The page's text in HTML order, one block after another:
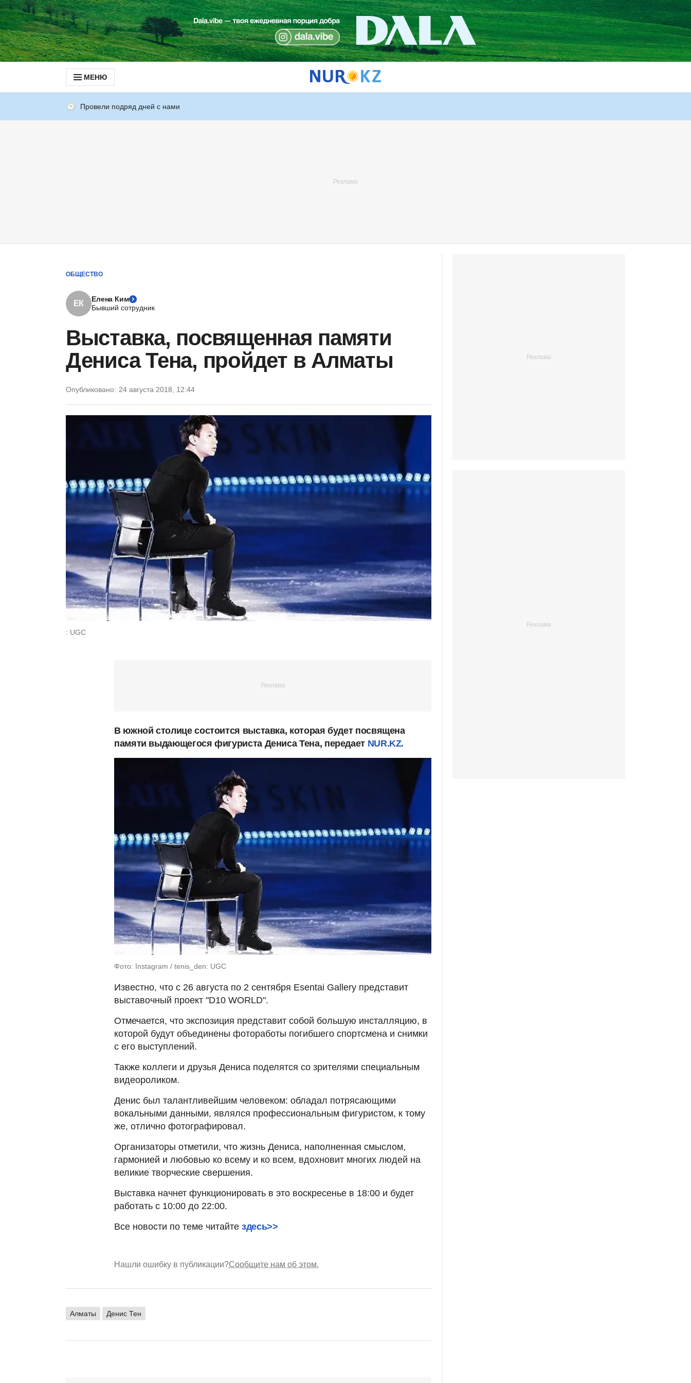
МЕНЮ
Провели подряд дней с нами
ОБЩЕСТВО
ЕК
Елена Ким
Бывший сотрудник
Выставка, посвященная памяти
Дениса Тена, пройдет в Алматы
Опубликовано: 24 августа 2018, 12:44
: UGC
В южной столице состоится выставка, которая будет посвящена
памяти выдающегося фигуриста Дениса Тена, передает NUR.KZ.
Фото: Instagram / tenis_den: UGC
Известно, что с 26 августа по 2 сентября Esentai Gallery представит
выставочный проект "D10 WORLD".
Отмечается, что экспозиция представит собой большую инсталляцию, в
которой будут объединены фотоработы погибшего спортсмена и снимки
с его выступлений.
Также коллеги и друзья Дениса поделятся со зрителями специальным
видеороликом.
Денис был талантливейшим человеком: обладал потрясающими
вокальными данными, являлся профессиональным фигуристом, к тому
же, отлично фотографировал.
Организаторы отметили, что жизнь Дениса, наполненная смыслом,
гармонией и любовью ко всему и ко всем, вдохновит многих людей на
великие творческие свершения.
Выставка начнет функционировать в это воскресенье в 18:00 и будет
работать с 10:00 до 22:00.
Все новости по теме читайте здесь>>
Нашли ошибку в публикации?Сообщите нам об этом.
Алматы Денис Тен